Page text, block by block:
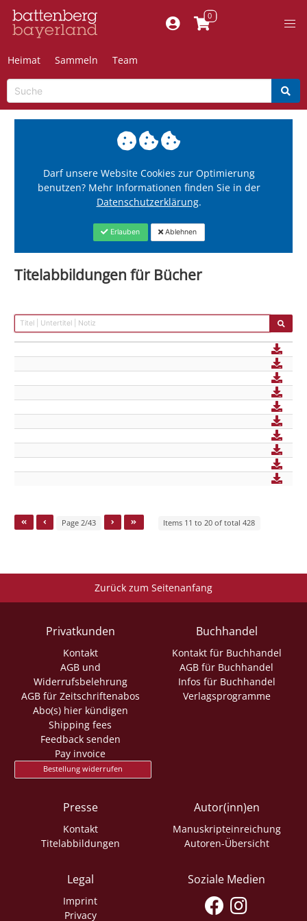
Heimat Sammeln Team
Darf unsere Website Cookies zur Optimierung
benutzen? Mehr Informationen finden Sie in der
Datenschutzerklärung.
Erlauben Ablehnen
Titelabbildungen für Bücher
Page 2/43 Items 11 to 20 of total 428
Zurück zum Seitenanfang
Privatkunden
Kontakt
AGB und
Widerrufsbelehrung
AGB für Zeitschriftenabos
Abo(s) hier kündigen
Shipping fees
Feedback senden
Pay invoice
Bestellung widerrufen
Buchhandel
Kontakt für Buchhandel
AGB für Buchhandel
Infos für Buchhandel
Verlagsprogramme
Presse
Kontakt
Titelabbildungen
Autor(inn)en
Manuskripteinreichung
Autoren-Übersicht
Legal
Imprint
Privacy
Soziale Medien